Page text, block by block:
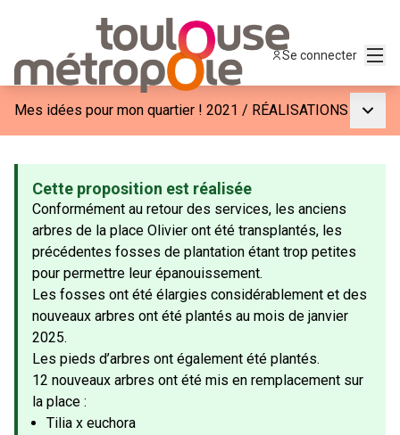
Se connecter
Mes idées pour mon quartier ! 2021 / RÉALISATIONS
Cette proposition est réalisée
Conformément au retour des services, les anciens
arbres de la place Olivier ont été transplantés, les
précédentes fosses de plantation étant trop petites
pour permettre leur épanouissement.
Les fosses ont été élargies considérablement et des
nouveaux arbres ont été plantés au mois de janvier
2025.
Les pieds d’arbres ont également été plantés.
12 nouveaux arbres ont été mis en remplacement sur
la place :
Tilia x euchora